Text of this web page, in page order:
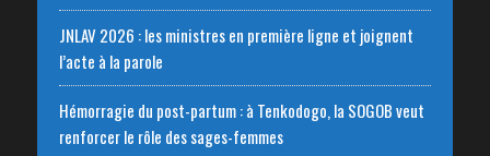
JNLAV 2026 : les ministres en première ligne et joignent
l’acte à la parole
Hémorragie du post-partum : à Tenkodogo, la SOGOB veut
renforcer le rôle des sages-femmes